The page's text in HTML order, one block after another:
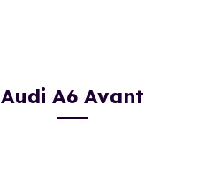
Audi A6 Avant